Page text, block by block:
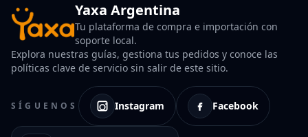
Yaxa Argentina
Tu plataforma de compra e importación con
soporte local.
Explora nuestras guías, gestiona tus pedidos y conoce las
políticas clave de servicio sin salir de este sitio.
SÍGUENOS Instagram Facebook